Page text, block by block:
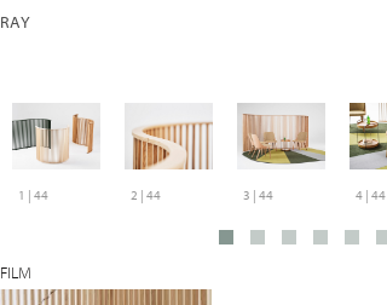
RAY
1 | 44 2 | 44 3 | 44 4 | 44
FILM